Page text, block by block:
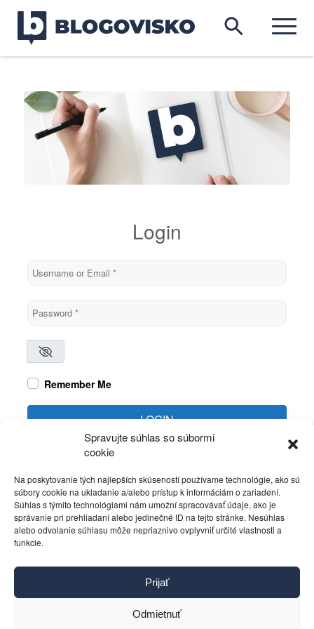
Spravujte súhlas so súbormi
cookie
Na poskytovanie tých najlepších skúseností používame technológie, ako sú
súbory cookie na ukladanie a/alebo prístup k informáciám o zariadení.
Súhlas s týmito technológiami nám umožní spracovávať údaje, ako je
správanie pri prehliadaní alebo jedinečné ID na tejto stránke. Nesúhlas
alebo odvolanie súhlasu môže nepriaznivo ovplyvniť určité vlastnosti a
funkcie.
Prijať
Odmietnuť
Login
Username or Email
Password*
Remember Me
LOGIN
Kontakt
Pravidlá používania